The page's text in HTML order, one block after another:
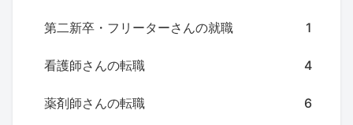
第二新卒・フリーターさんの就職 1
看護師さんの転職 4
薬剤師さんの転職 6